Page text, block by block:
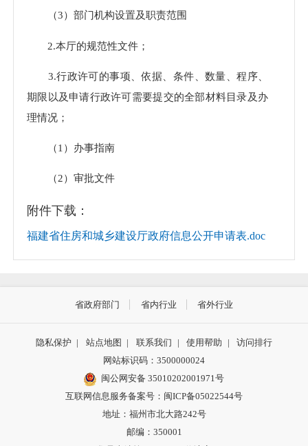
（3）部门机构设置及职责范围
2.本厅的规范性文件；
3.行政许可的事项、依据、条件、数量、程序、
期限以及申请行政许可需要提交的全部材料目录及办
理情况；
（1）办事指南
（2）审批文件
4.安全生产、应急管理
（1）安全生产
（3）应对情况
6.工作动态；
7.其他应主动公开的政府信息。
附件下载：
福建省住房和城乡建设厅政府信息公开申请表.doc
省政府部门 省内行业 省外行业
隐私保护 | 站点地图 | 联系我们 | 使用帮助 |
访问排行
网站标识码：3500000024
闽公网安备 35010202001971号
互联网信息服务备案号：闽ICP备05022544号
地址：福州市北大路242号
邮编：350001